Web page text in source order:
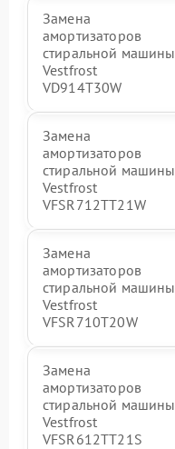
Замена
амортизаторов
стиральной машины
Vestfrost
VD914T30W
Замена
амортизаторов
стиральной машины
Vestfrost
VFSR712TT21W
Замена
амортизаторов
стиральной машины
Vestfrost
VFSR710T20W
Замена
амортизаторов
стиральной машины
Vestfrost
VFSR612TT21S